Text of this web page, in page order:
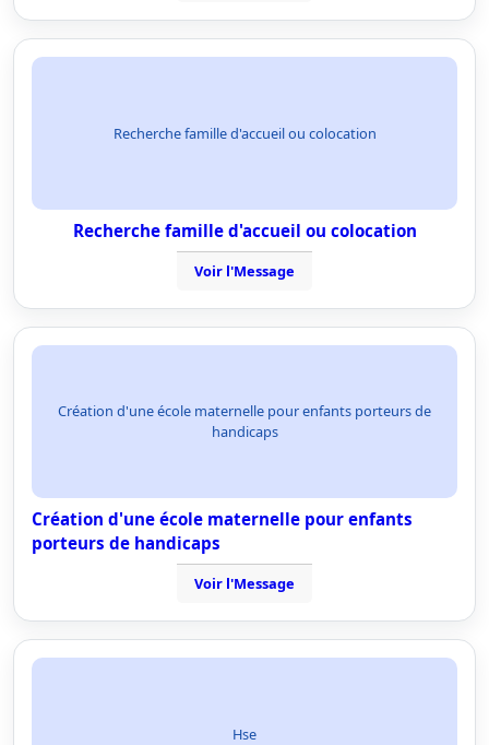
Recherche famille d'accueil ou colocation
Recherche famille d'accueil ou colocation
Voir l'Message
Création d'une école maternelle pour enfants porteurs de
handicaps
Création d'une école maternelle pour enfants
porteurs de handicaps
Voir l'Message
Hse